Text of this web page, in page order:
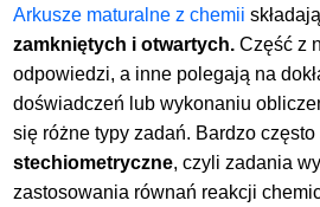
Arkusze maturalne z chemii
zamkniętych i otwartych. Część z
odpowiedzi, a inne polegają na
doświadczeń lub wykonaniu
się różne typy zadań. Bardzo
stechiometryczne, czyli zadania
zastosowania równań reakcji